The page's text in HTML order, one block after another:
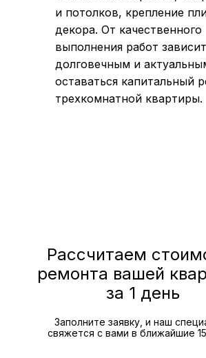
и потолков, крепление
декора. От качественного
выполнения работ
долговечным и
оставаться капитальный
трехкомнатной квартиры.
Рассчитаем
ремонта вашей
за 1 день
Заполните заявку, и наш
свяжется с вами в ближайшие